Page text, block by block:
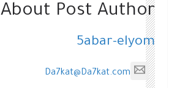
About Post Author
5abar-elyom
Da7kat@Da7kat.com